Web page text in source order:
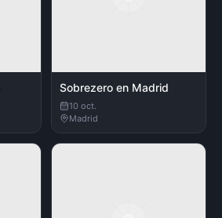
Sobrezero en Madrid
10 oct.
Madrid